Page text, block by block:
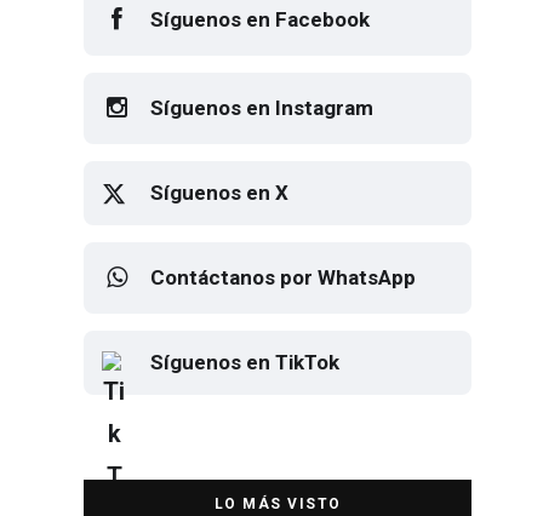
Síguenos en Facebook
Síguenos en Instagram
Síguenos en X
Contáctanos por WhatsApp
Síguenos en TikTok
DESTACADA
Elton John regresa a CDMX para
despedirse en el Estadio Banorte